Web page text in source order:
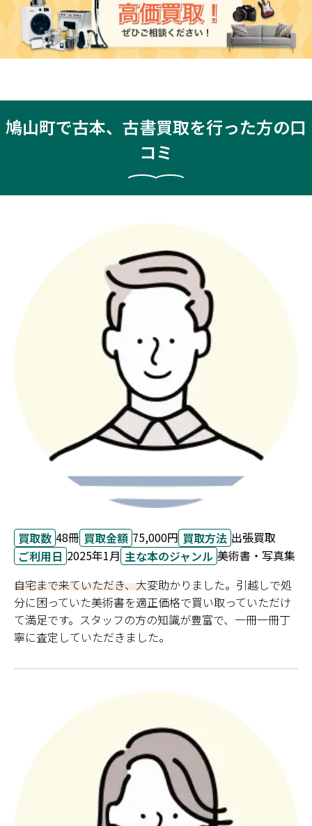
鳩山町で古本、古書買取を行った方の口
コミ
買取数 48冊 買取金額 75,000円 買取方法 出張買取
ご利用日 2025年1月 主な本のジャンル 美術書・写真集
自宅まで来ていただき、大変助かりました。引越しで処
分に困っていた美術書を適正価格で買い取っていただけ
て満足です。スタッフの方の知識が豊富で、一冊一冊丁
寧に査定していただきました。